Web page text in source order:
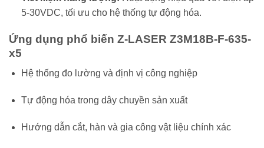
5-30VDC, tối ưu cho hệ thống tự động hóa.
Ứng dụng phổ biến Z-LASER Z3M18B-F-635-
x5
Hệ thống đo lường và định vị công nghiệp
Tự động hóa trong dây chuyền sản xuất
Hướng dẫn cắt, hàn và gia công vật liệu chính xác